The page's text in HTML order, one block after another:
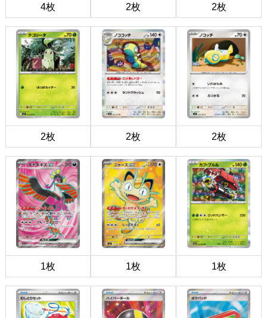
4枚 2枚 2枚
2枚 2枚 2枚
1枚 1枚 1枚